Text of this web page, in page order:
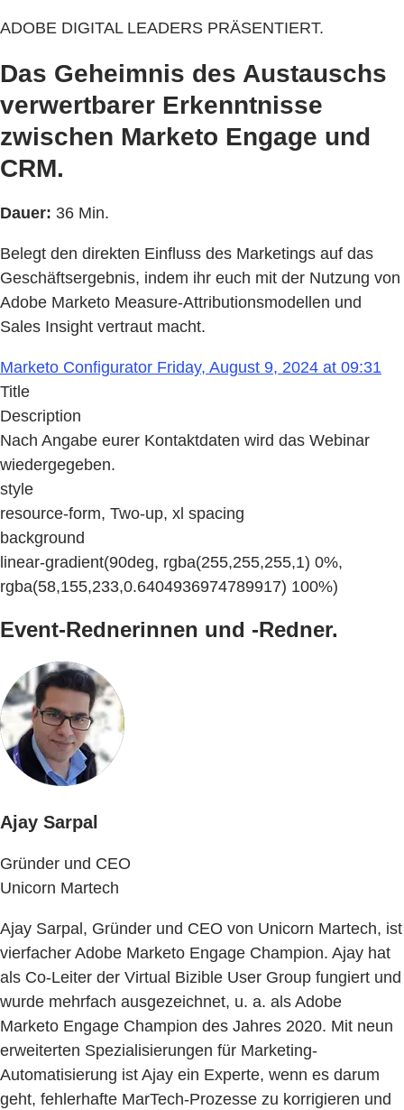
ADOBE DIGITAL LEADERS PRÄSENTIERT.
Das Geheimnis des Austauschs
verwertbarer Erkenntnisse
zwischen Marketo Engage und
CRM.
Dauer: 36 Min.
Belegt den direkten Einfluss des Marketings auf das
Geschäftsergebnis, indem ihr euch mit der Nutzung von
Adobe Marketo Measure-Attributionsmodellen und
Sales Insight vertraut macht.
Marketo Configurator Friday, August 9, 2024 at 09:31
Title
Description
Nach Angabe eurer Kontaktdaten wird das Webinar
wiedergegeben.
style
resource-form, Two-up, xl spacing
background
linear-gradient(90deg, rgba(255,255,255,1) 0%,
rgba(58,155,233,0.6404936974789917) 100%)
Event-Rednerinnen und -Redner.
Ajay Sarpal
Gründer und CEO
Unicorn Martech
Ajay Sarpal, Gründer und CEO von Unicorn Martech, ist
vierfacher Adobe Marketo Engage Champion. Ajay hat
als Co-Leiter der Virtual Bizible User Group fungiert und
wurde mehrfach ausgezeichnet, u. a. als Adobe
Marketo Engage Champion des Jahres 2020. Mit neun
erweiterten Spezialisierungen für Marketing-
Automatisierung ist Ajay ein Experte, wenn es darum
geht, fehlerhafte MarTech-Prozesse zu korrigieren und